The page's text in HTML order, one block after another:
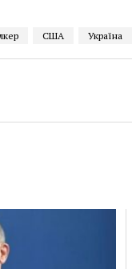
США Україна